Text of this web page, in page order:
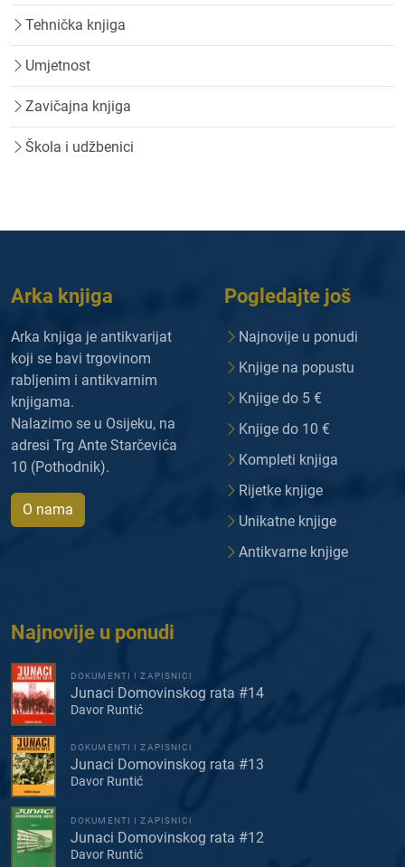
Tehnička knjiga
Umjetnost
Zavičajna knjiga
Škola i udžbenici
Arka knjiga
Arka knjiga je antikvarijat
koji se bavi trgovinom
rabljenim i antikvarnim
knjigama.
Nalazimo se u Osijeku, na
adresi Trg Ante Starčevića
10 (Pothodnik).
O nama
Pogledajte još
Najnovije u ponudi
Knjige na popustu
Knjige do 5 €
Knjige do 10 €
Kompleti knjiga
Rijetke knjige
Unikatne knjige
Antikvarne knjige
Najnovije u ponudi
DOKUMENTI I ZAPISNICI
Junaci Domovinskog rata #14
Davor Runtić
DOKUMENTI I ZAPISNICI
Junaci Domovinskog rata #13
Davor Runtić
DOKUMENTI I ZAPISNICI
Junaci Domovinskog rata #12
Davor Runtić